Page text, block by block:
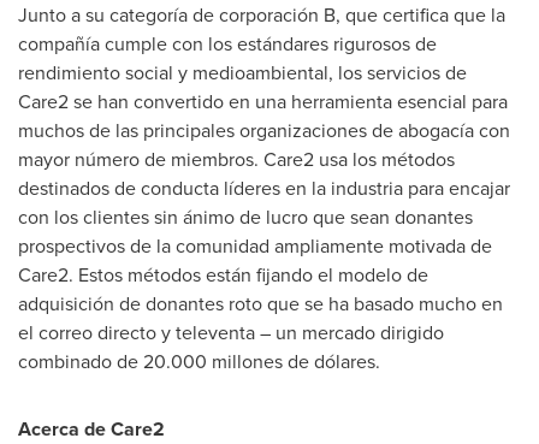
Junto a su categoría de corporación B, que certifica que la
compañía cumple con los estándares rigurosos de
rendimiento social y medioambiental, los servicios de
Care2 se han convertido en una herramienta esencial para
muchos de las principales organizaciones de abogacía con
mayor número de miembros. Care2 usa los métodos
destinados de conducta líderes en la industria para encajar
con los clientes sin ánimo de lucro que sean donantes
prospectivos de la comunidad ampliamente motivada de
Care2. Estos métodos están fijando el modelo de
adquisición de donantes roto que se ha basado mucho en
el correo directo y televenta – un mercado dirigido
combinado de 20.000 millones de dólares.
Acerca de Care2